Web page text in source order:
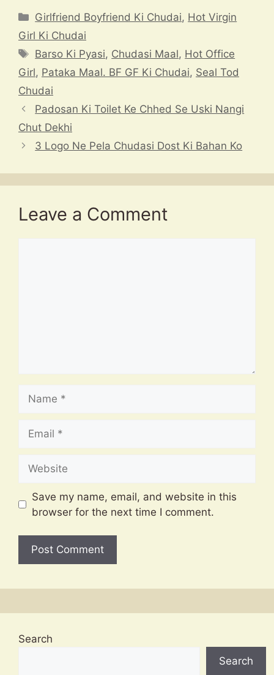
at
s
A
p
p
e
d
s
e
a
m
c
b
o
k
a
c
h
Categories
Girlfriend Boyfriend Ki Chudai, Hot Virgin
Girl Ki Chudai
Tags
Barso Ki Pyasi, Chudasi Maal, Hot Office
Girl, Pataka Maal. BF GF Ki Chudai, Seal Tod
Chudai
Padosan Ki Toilet Ke Chhed Se Uski Nangi
Chut Dekhi
3 Logo Ne Pela Chudasi Dost Ki Bahan Ko
Leave a Comment
Save my name, email, and website in this
browser for the next time I comment.
Search
Search